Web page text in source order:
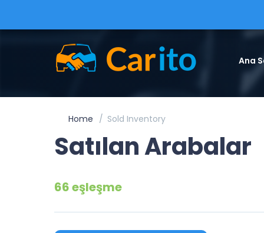
Ana
Home Sold Inventory
Satılan Arabalar
66 eşleşme